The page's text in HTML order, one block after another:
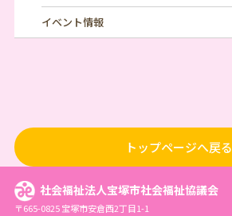
イベント情報
トップページへ戻る
社会福祉法人宝塚市社会福祉協議会
〒665-0825 宝塚市安倉西2丁目1-1